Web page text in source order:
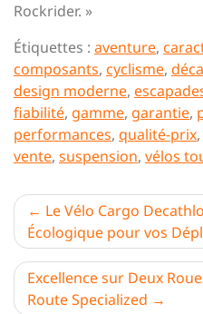
Rockrider. »
Étiquettes : aventure,
composants, cyclisme,
design moderne,
fiabilité, gamme, garantie,
performances, qualité-prix,
vente, suspension, vélos
Navigation
de
l’article
Le Vélo Cargo
Écologique pour vos
Excellence sur Deux
Route Specialized